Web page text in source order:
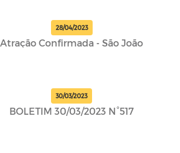
28/04/2023
Atração Confirmada - São João
30/03/2023
BOLETIM 30/03/2023 N°517